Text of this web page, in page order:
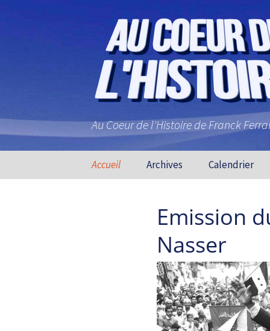
Au Coeur de l'Histoire de Franck
Aller au contenu principal
Accueil Archives Calendrier
Emission
Nasser